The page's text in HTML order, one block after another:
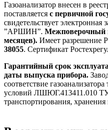
Газоанализатор внесен в
поставляется с первичной
свидетельствует
”АРШИН”. Межповерочный
месяцев). Имеет разрешение
38055. Сертификат
Гарантийный срок
даты выпуска прибора.
соответствие
условий ЛШЮГ.413411.010
транспортирования, хранения